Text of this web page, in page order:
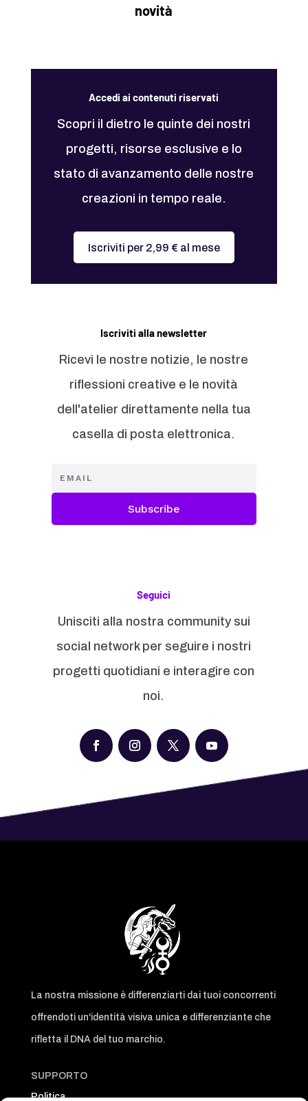
novità
Accedi ai contenuti riservati
Scopri il dietro le quinte dei nostri
progetti, risorse esclusive e lo
stato di avanzamento delle nostre
creazioni in tempo reale.
Iscriviti per 2,99 € al mese
Iscriviti alla newsletter
Ricevi le nostre notizie, le nostre
riflessioni creative e le novità
dell'atelier direttamente nella tua
casella di posta elettronica.
Subscribe
Seguici
Unisciti alla nostra community sui
social network per seguire i nostri
progetti quotidiani e interagire con
noi.
La nostra missione è differenziarti dai tuoi concorrenti
offrendoti un'identità visiva unica e differenziante che
rifletta il DNA del tuo marchio.
SUPPORTO
Politica